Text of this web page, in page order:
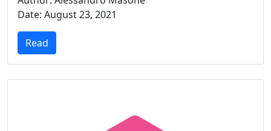
Date: August 23, 2021
Read